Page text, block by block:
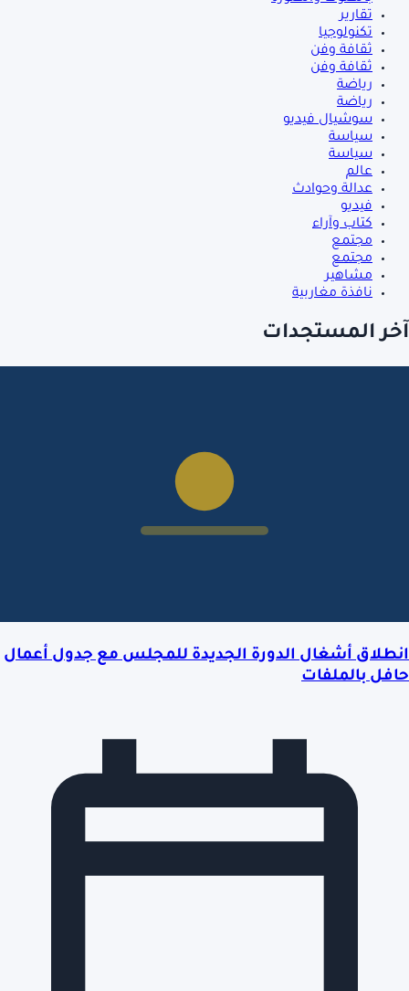
تقارير
تكنولوجيا
ثقافة وفن
ثقافة وفن
رياضة
رياضة
سوشيال فيديو
سياسة
سياسة
عالم
عدالة وحوادث
فيديو
كتاب وآراء
مجتمع
مجتمع
مشاهير
نافذة مغاربية
آخر المستجدات
انطلاق أشغال الدورة الجديدة للمجلس مع جدول أعمال
حافل بالملفات